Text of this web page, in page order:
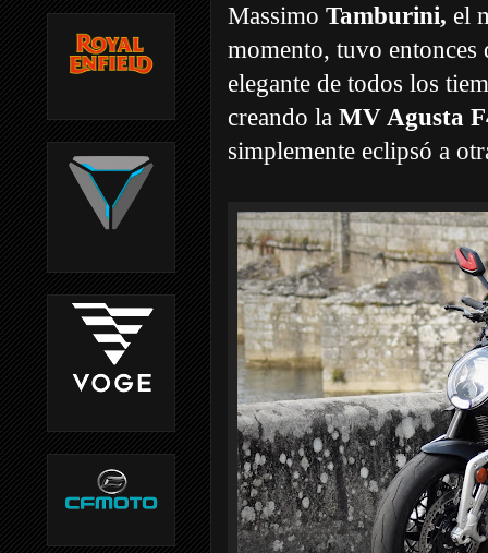
Massimo Tamburini, el
momento, tuvo entonces
elegante de todos los
creando la MV Agusta
simplemente eclipsó a